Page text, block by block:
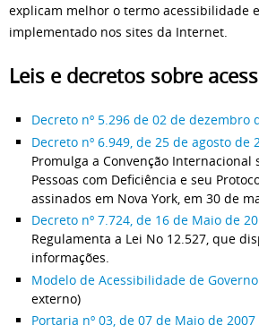
explicam melhor o termo acessibilidade
implementado nos sites da Internet.
Leis e decretos sobre
Decreto nº 5.296 de 02 de dezembro
Decreto nº 6.949, de 25 de agosto de
Promulga a Convenção Internacional
Pessoas com Deficiência e seu
assinados em Nova York, em 30 de
Decreto nº 7.724, de 16 de Maio de
Regulamenta a Lei No 12.527, que
informações.
Modelo de Acessibilidade de
externo)
Portaria nº 03, de 07 de Maio de